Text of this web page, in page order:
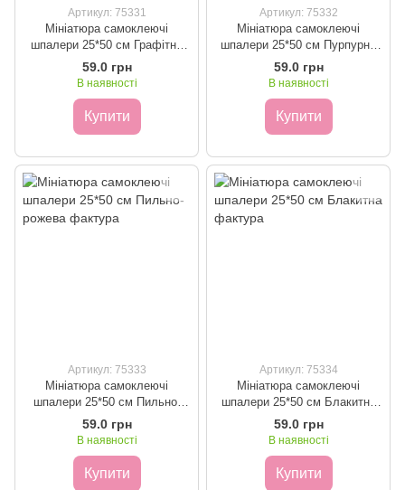
Артикул: 75331
Мініатюра самоклеючі
шпалери 25*50 см Графітна
фактура
59.0 грн
В наявності
Купити
Артикул: 75332
Мініатюра самоклеючі
шпалери 25*50 см Пурпурна
фактура
59.0 грн
В наявності
Купити
Артикул: 75333
Мініатюра самоклеючі
шпалери 25*50 см Пильно-
рожева фактура
59.0 грн
В наявності
Купити
Артикул: 75334
Мініатюра самоклеючі
шпалери 25*50 см Блакитна
фактура
59.0 грн
В наявності
Купити